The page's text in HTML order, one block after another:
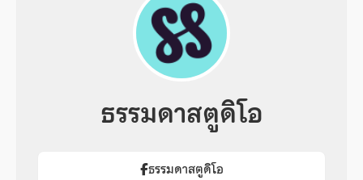
ธรรมดาสตูดิโอ
ธรรมดาสตูดิโอ